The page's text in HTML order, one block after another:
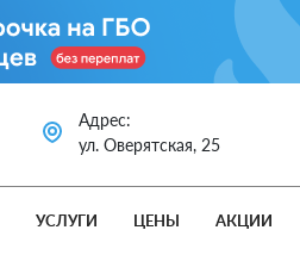
Адрес:
ул. Оверятская, 25
УСЛУГИ ЦЕНЫ АКЦИИ